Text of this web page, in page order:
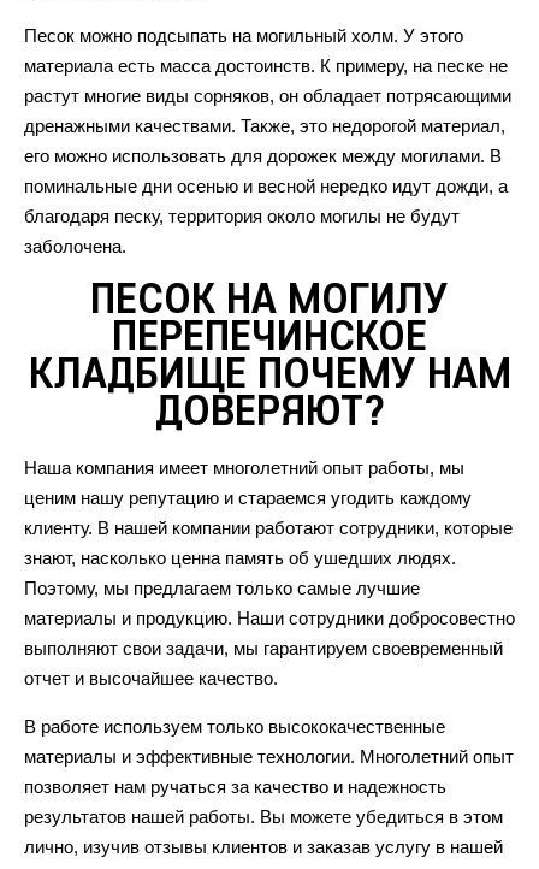
Песок можно подсыпать на могильный холм. У этого
материала есть масса достоинств. К примеру, на песке не
растут многие виды сорняков, он обладает потрясающими
дренажными качествами. Также, это недорогой материал,
его можно использовать для дорожек между могилами. В
поминальные дни осенью и весной нередко идут дожди, а
благодаря песку, территория около могилы не будут
заболочена.
ПЕСОК НА МОГИЛУ
ПЕРЕПЕЧИНСКОЕ
КЛАДБИЩЕ ПОЧЕМУ НАМ
ДОВЕРЯЮТ?
Наша компания имеет многолетний опыт работы, мы
ценим нашу репутацию и стараемся угодить каждому
клиенту. В нашей компании работают сотрудники, которые
знают, насколько ценна память об ушедших людях.
Поэтому, мы предлагаем только самые лучшие
материалы и продукцию. Наши сотрудники добросовестно
выполняют свои задачи, мы гарантируем своевременный
отчет и высочайшее качество.
В работе используем только высококачественные
материалы и эффективные технологии. Многолетний опыт
позволяет нам ручаться за качество и надежность
результатов нашей работы. Вы можете убедиться в этом
лично, изучив отзывы клиентов и заказав услугу в нашей